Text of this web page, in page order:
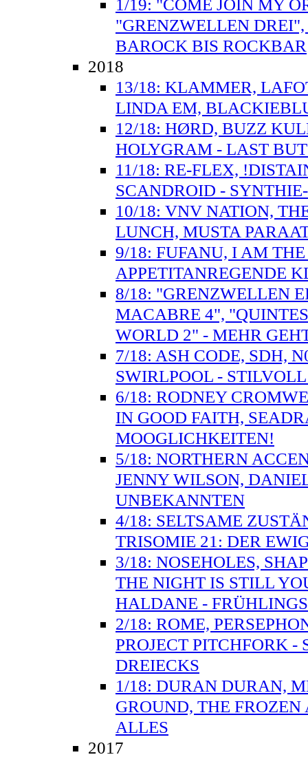
1/19: "COME JOIN MY
"GRENZWELLEN
BAROCK BIS ROCKBAR
2018
13/18: KLAMMER,
LINDA EM,
12/18: HØRD, BUZZ
HOLYGRAM - LAST
11/18: RE-FLEX,
SCANDROID -
10/18: VNV NATION,
LUNCH, MUSTA
9/18: FUFANU, I AM
APPETITANREGENDE
8/18: "GRENZWELLEN
MACABRE 4",
WORLD 2" - MEHR
7/18: ASH CODE, SDH,
SWIRLPOOL -
6/18: RODNEY
IN GOOD FAITH,
MOOGLICHKEITEN!
5/18: NORTHERN
JENNY WILSON,
UNBEKANNTEN
4/18: SELTSAME
TRISOMIE 21: DER
3/18: NOSEHOLES,
THE NIGHT IS STILL
HALDANE -
2/18: ROME,
PROJECT PITCHFORK
DREIECKS
1/18: DURAN DURAN,
GROUND, THE
ALLES
2017